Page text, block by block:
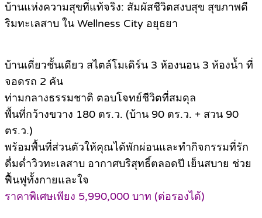
บ้านแห่งความสุขที่แท้จริง: สัมผัสชีวิตสงบสุข สุขภาพดี
ริมทะเลสาบ ใน Wellness City อยุธยา
บ้านเดี่ยวชั้นเดียว สไตล์โมเดิร์น 3 ห้องนอน 3 ห้องน้ำ ที่
จอดรถ 2 คัน
ท่ามกลางธรรมชาติ ตอบโจทย์ชีวิตที่สมดุล
พื้นที่กว้างขวาง 180 ตร.ว. (บ้าน 90 ตร.ว. + สวน 90
ตร.ว.)
พร้อมพื้นที่ส่วนตัวให้คุณได้พักผ่อนและทำกิจกรรมที่รัก
ดื่มด่ำวิวทะเลสาบ อากาศบริสุทธิ์ตลอดปี เย็นสบาย ช่วย
ฟื้นฟูทั้งกายและใจ
ราคาพิเศษเพียง 5,990,000 บาท (ต่อรองได้)